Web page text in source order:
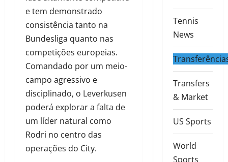
e tem demonstrado
consistência tanto na
Bundesliga quanto nas
competições europeias.
Comandado por um meio-
campo agressivo e
disciplinado, o Leverkusen
poderá explorar a falta de
um líder natural como
Rodri no centro das
operações do City.
Tennis
News
Transfers
& Market
US Sports
World
Sports